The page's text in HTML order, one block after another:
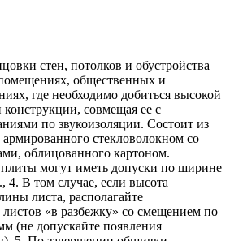
стен, потолков и обустройства
общественных и
где необходимо добиться высокой
совмещая ее с
по звукоизоляции. Состоит из
стекловолокном со
облицованного картоном.
могут иметь допуски по ширине
В том случае, если высота
листа, располагайте
«в разбежку» со смещением по
(не допускайте появления